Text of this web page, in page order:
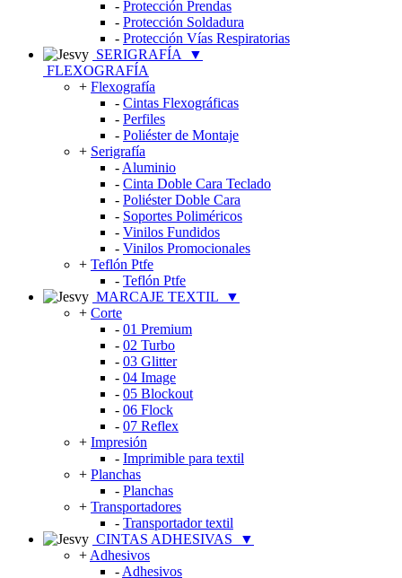
- Protección Prendas
- Protección Soldadura
- Protección Vías Respiratorias
SERIGRAFÍA
▼
FLEXOGRAFÍA
+ Flexografía
- Cintas Flexográficas
- Perfiles
- Poliéster de Montaje
+ Serigrafía
- Aluminio
- Cinta Doble Cara Teclado
- Poliéster Doble Cara
- Soportes Poliméricos
- Vinilos Fundidos
- Vinilos Promocionales
+ Teflón Ptfe
- Teflón Ptfe
MARCAJE TEXTIL
▼
+ Corte
- 01 Premium
- 02 Turbo
- 03 Glitter
- 04 Image
- 05 Blockout
- 06 Flock
- 07 Reflex
+ Impresión
- Imprimible para textil
+ Planchas
- Planchas
+ Transportadores
- Transportador textil
CINTAS ADHESIVAS
▼
+ Adhesivos
- Adhesivos